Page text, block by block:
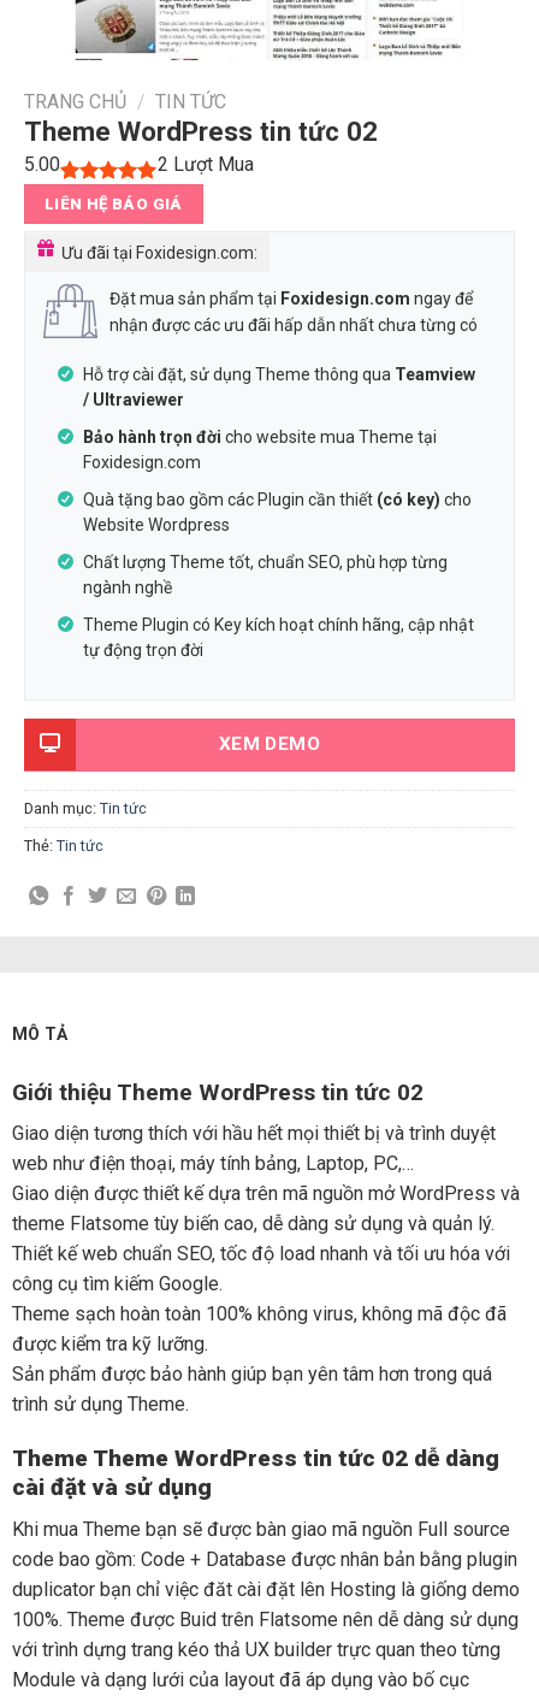
TRANG CHỦ / TIN TỨC
Theme WordPress tin tức 02
5.00
5.00trên 5
dựa trên
1
2 Lượt Mua
LIÊN HỆ BÁO GIÁ
Ưu đãi tại Foxidesign.com:
Đặt mua sản phẩm tại Foxidesign.com ngay để
nhận được các ưu đãi hấp dẫn nhất chưa từng có
Hỗ trợ cài đặt, sử dụng Theme thông qua Teamview
/ Ultraviewer
Bảo hành trọn đời cho website mua Theme tại
Foxidesign.com
Quà tặng bao gồm các Plugin cần thiết (có key) cho
Website Wordpress
Chất lượng Theme tốt, chuẩn SEO, phù hợp từng
ngành nghề
Theme Plugin có Key kích hoạt chính hãng, cập nhật
tự động trọn đời
XEM DEMO
Danh mục: Tin tức
Thẻ: Tin tức
MÔ TẢ
Giới thiệu Theme WordPress tin tức 02
Giao diện tương thích với hầu hết mọi thiết bị và trình duyệt
web như điện thoại, máy tính bảng, Laptop, PC,…
Giao diện được thiết kế dựa trên mã nguồn mở WordPress và
theme Flatsome tùy biến cao, dễ dàng sử dụng và quản lý.
Thiết kế web chuẩn SEO, tốc độ load nhanh và tối ưu hóa với
công cụ tìm kiếm Google.
Theme sạch hoàn toàn 100% không virus, không mã độc đã
được kiểm tra kỹ lưỡng.
Sản phẩm được bảo hành giúp bạn yên tâm hơn trong quá
trình sử dụng Theme.
Theme Theme WordPress tin tức 02 dễ dàng
cài đặt và sử dụng
Khi mua Theme bạn sẽ được bàn giao mã nguồn Full source
code bao gồm: Code + Database được nhân bản bằng plugin
duplicator bạn chỉ việc đăt cài đặt lên Hosting là giống demo
100%. Theme được Buid trên Flatsome nên dễ dàng sử dụng
với trình dựng trang kéo thả UX builder trực quan theo từng
Module và dạng lưới của layout đã áp dụng vào bố cục